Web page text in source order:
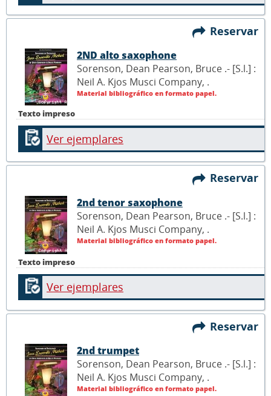
Reservar
Texto impreso
2ND alto saxophone
Sorenson, Dean Pearson, Bruce .- [S.l.] :
Neil A. Kjos Musci Company, .
Material bibliográfico en formato papel.
Ver ejemplares
Reservar
Texto impreso
2nd tenor saxophone
Sorenson, Dean Pearson, Bruce .- [S.l.] :
Neil A. Kjos Musci Company, .
Material bibliográfico en formato papel.
Ver ejemplares
Reservar
2nd trumpet
Sorenson, Dean Pearson, Bruce .- [S.l.] :
Neil A. Kjos Musci Company, .
Material bibliográfico en formato papel.